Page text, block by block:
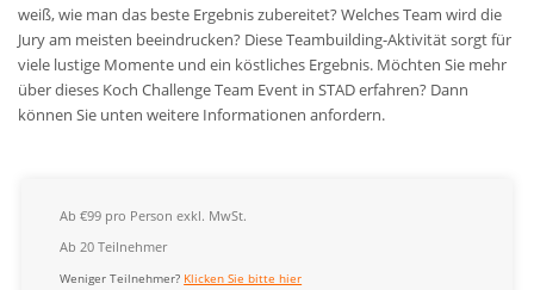
weiß, wie man das beste Ergebnis zubereitet? Welches Team wird die
Jury am meisten beeindrucken? Diese Teambuilding-Aktivität sorgt für
viele lustige Momente und ein köstliches Ergebnis. Möchten Sie mehr
über dieses Koch Challenge Team Event in STAD erfahren? Dann
können Sie unten weitere Informationen anfordern.
Ab €99 pro Person exkl. MwSt.
Ab 20 Teilnehmer
Weniger Teilnehmer? Klicken Sie bitte hier